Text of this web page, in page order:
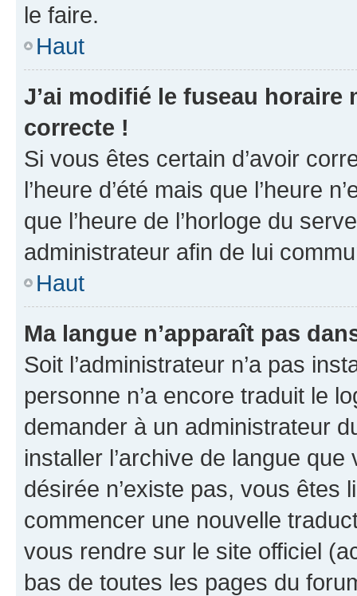
le faire.
Haut
J’ai modifié le fuseau horaire
correcte !
Si vous êtes certain d’avoir
l’heure d’été mais que l’heure
que l’heure de l’horloge du
administrateur afin de lui
Haut
Ma langue n’apparaît pas
Soit l’administrateur n’a pas
personne n’a encore traduit le
demander à un administrateur
installer l’archive de langue
désirée n’existe pas, vous êtes
commencer une nouvelle
vous rendre sur le site officiel
bas de toutes les pages du